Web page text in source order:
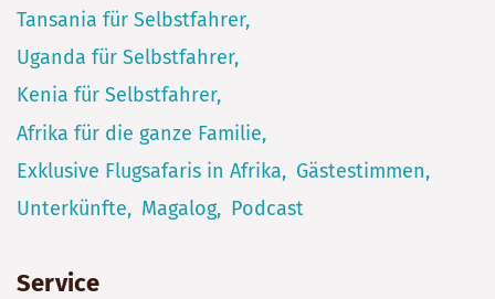
Tansania für Selbstfahrer
Uganda für Selbstfahrer
Kenia für Selbstfahrer
Afrika für die ganze Familie
Exklusive Flugsafaris in Afrika
Gästestimmen
Unterkünfte
Magalog Podcast
Service